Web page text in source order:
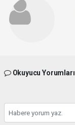
Okuyucu Yorumları